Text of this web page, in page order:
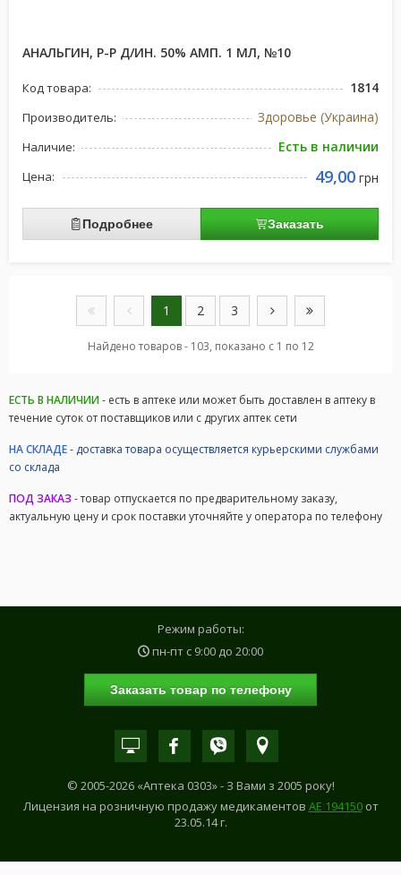
АНАЛЬГИН, Р-Р Д/ИН. 50% АМП. 1 МЛ, №10
Код товара: 1814
Производитель: Здоровье (Украина)
Наличие: Есть в наличии
Цена: 49,00 грн
Подробнее Заказать
1 2 3
Найдено товаров - 103, показано с 1 по 12
ЕСТЬ В НАЛИЧИИ- есть в аптеке или может быть доставлен в аптеку в
течение суток от поставщиков или с других аптек сети
НА СКЛАДЕ- доставка товара осуществляется курьерскими службами
со склада
ПОД ЗАКАЗ - товар отпускается по предварительному заказу,
актуальную цену и срок поставки уточняйте у оператора по телефону
Режим работы:
пн-пт с 9:00 до 20:00
Заказать товар по телефону
© 2005-2026 «Аптека 0303» - З Вами з 2005 року!
Лицензия на розничную продажу медикаментов АE 194150от
23.05.14 г.